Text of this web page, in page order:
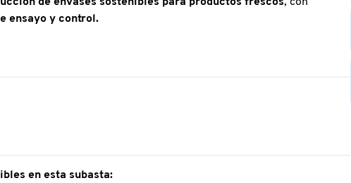
ensayo y control.
en esta subasta: